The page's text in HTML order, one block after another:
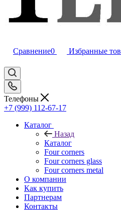
Сравнение0 Избранные
Телефоны
+7 (999) 112-67-17
Каталог
Назад
Каталог
Four corners
Four corners glass
Four corners metal
О компании
Как купить
Партнерам
Контакты